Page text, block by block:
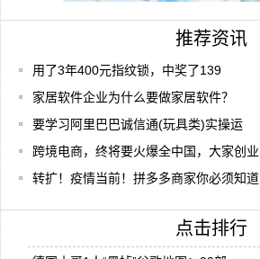
推荐资讯
用了3年400元指纹锁，中奖了139
家居软件企业为什么要做家居软件？
要学习阿里巴巴诚信通(玩具类)实操运
跨境电商，终将要火爆全中国，大家创业
转扩！疫情当前！拼多多商家你必须知道
点击排行